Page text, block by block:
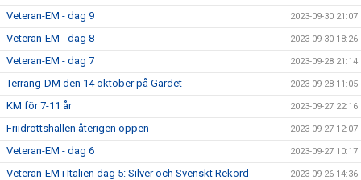
Veteran-EM - dag 9 2023-09-30 21:07
Veteran-EM - dag 8 2023-09-30 18:26
Veteran-EM - dag 7 2023-09-28 21:14
Terräng-DM den 14 oktober på Gärdet 2023-09-28 11:05
KM för 7-11 år 2023-09-27 22:16
Friidrottshallen återigen öppen 2023-09-27 12:07
Veteran-EM - dag 6 2023-09-27 10:17
Veteran-EM i Italien dag 5: Silver och Svenskt Rekord 2023-09-26 14:36